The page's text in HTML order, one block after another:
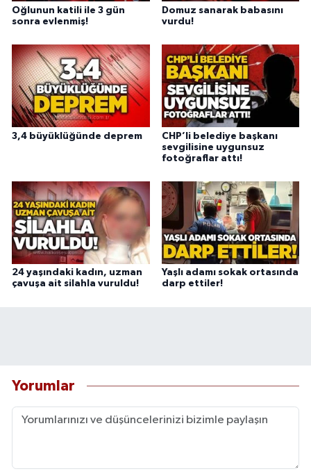
Oğlunun katili ile 3 gün
sonra evlenmiş!
Domuz sanarak babasını
vurdu!
3,4 büyüklüğünde deprem
CHP’li belediye başkanı
sevgilisine uygunsuz
fotoğraflar attı!
24 yaşındaki kadın, uzman
çavuşa ait silahla vuruldu!
Yaşlı adamı sokak ortasında
darp ettiler!
Yorumlar